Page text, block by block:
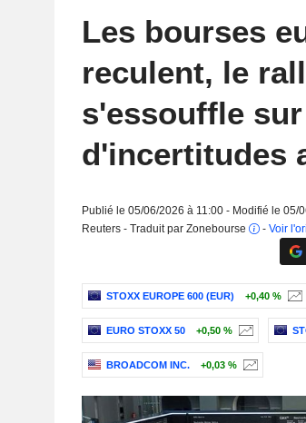
Les bourses
reculent, le
s'essouffle
d'incertitudes
Publié le 05/06/2026 à 11:00 - Modifié le 05/
Reuters - Traduit par Zonebourse
- Voir
STOXX EUROPE 600 (EUR) +0,40 %
EURO STOXX 50 +0,50 %
BROADCOM INC. +0,03 %